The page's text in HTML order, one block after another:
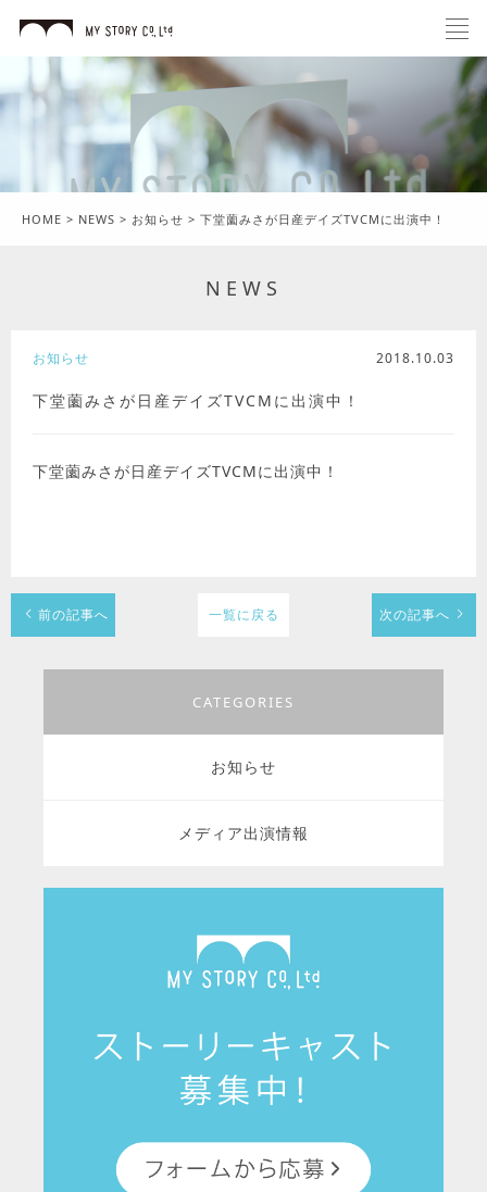
HOME > NEWS > お知らせ > 下堂薗みさが日産デイズTVCMに出演中！
NEWS
下堂薗みさが日産デイズTVCMに出演中！
お知らせ 2018.10.03
下堂薗みさが日産デイズTVCMに出演中！
一覧に戻る
前の記事へ 次の記事へ
CATEGORIES
お知らせ
メディア出演情報